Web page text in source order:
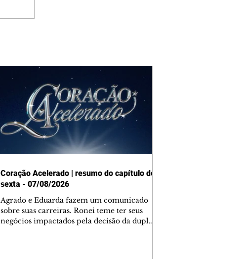
Coração Acelerado | resumo do capítulo de
sexta - 07/08/2026
Agrado e Eduarda fazem um comunicado
sobre suas carreiras. Ronei teme ter seus
negócios impactados pela decisão da dupla.